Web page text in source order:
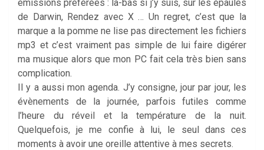
émissions préférées : là-bas si j’y suis, sur les épaules
de Darwin, Rendez avec X … Un regret, c’est que la
marque a la pomme ne lise pas directement les fichiers
mp3 et c’est vraiment pas simple de lui faire digérer
ma musique alors que mon PC fait cela très bien sans
complication.
Il y a aussi mon agenda. J’y consigne, jour par jour, les
évènements de la journée, parfois futiles comme
l’heure du réveil et la température de la nuit.
Quelquefois, je me confie à lui, le seul dans ces
moments à avoir une oreille attentive à mes secrets.